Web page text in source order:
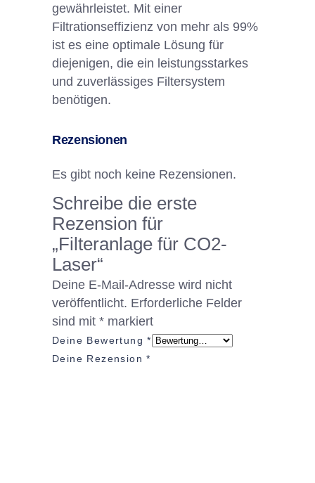
gewährleistet. Mit einer
Filtrationseffizienz von mehr als 99%
ist es eine optimale Lösung für
diejenigen, die ein leistungsstarkes
und zuverlässiges Filtersystem
benötigen.
Rezensionen
Es gibt noch keine Rezensionen.
Schreibe die erste
Rezension für
„Filteranlage für CO2-
Laser“
Deine E-Mail-Adresse wird nicht
veröffentlicht. Erforderliche Felder
sind mit * markiert
Deine Bewertung*
Deine Rezension*